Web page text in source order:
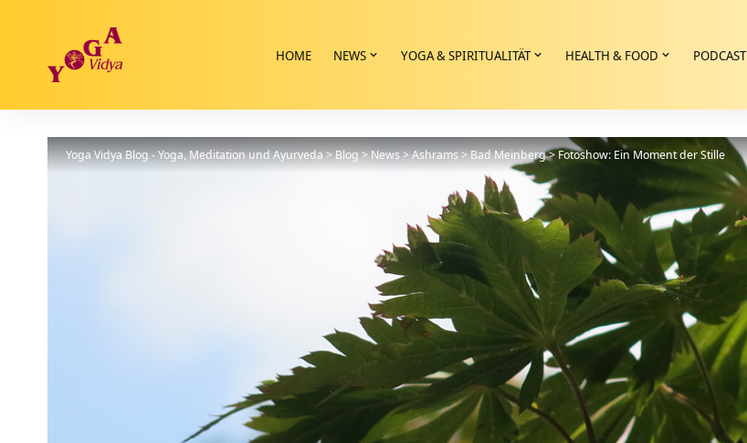
HOME NEWS YOGA & SPIRITUALITÄT HEALTH & FOOD PODCAST
Yoga Vidya Blog - Yoga, Meditation und Ayurveda>Blog>News>Ashrams>Bad Meinberg>Fotoshow: Ein Moment der Stille